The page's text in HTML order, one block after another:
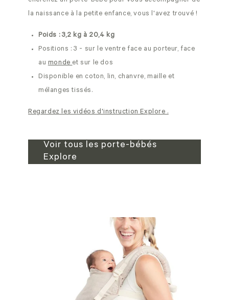
la naissance à la petite enfance, vous l'avez trouvé !
Poids : 3,2 kg à 20,4 kg
Positions : 3 - sur le ventre face au porteur, face
aumondeet sur le dos
Disponible en coton, lin, chanvre, maille et
mélanges tissés.
Regardez les vidéos d'instruction Explore .
Voir tous les porte-bébés
Explore